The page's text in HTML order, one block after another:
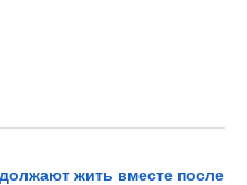
жить вместе после